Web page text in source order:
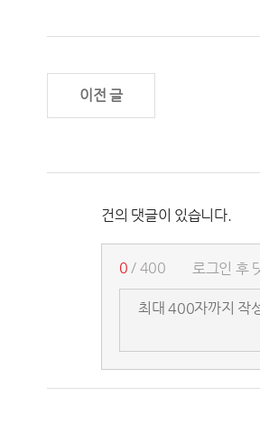
이전 글
건의 댓글이 있습니다.
로그인 후
0 / 400